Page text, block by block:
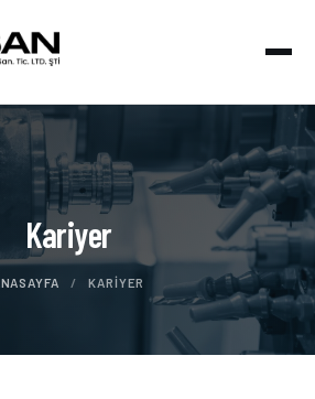
Kariyer
/ KARIYER